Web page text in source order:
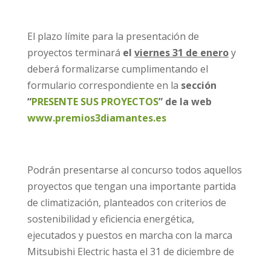
El plazo límite para la presentación de
proyectos terminará el viernes 31 de eneroy
deberá formalizarse cumplimentando el
formulario correspondiente en la sección
“PRESENTE SUS PROYECTOS” de la web
www.premios3diamantes.es
Podrán presentarse al concurso todos aquellos
proyectos que tengan una importante partida
de climatización, planteados con criterios de
sostenibilidad y eficiencia energética,
ejecutados y puestos en marcha con la marca
Mitsubishi Electric hasta el 31 de diciembre de